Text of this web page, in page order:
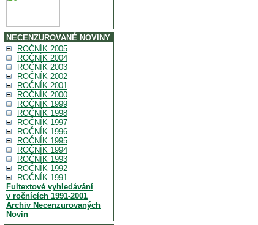
NECENZUROVANÉ NOVINY
ROČNÍK 2005
ROČNÍK 2004
ROČNÍK 2003
ROČNÍK 2002
ROČNÍK 2001
ROČNÍK 2000
ROČNÍK 1999
ROČNÍK 1998
ROČNÍK 1997
ROČNÍK 1996
ROČNÍK 1995
ROČNÍK 1994
ROČNÍK 1993
ROČNÍK 1992
ROČNÍK 1991
Fultextové vyhledávání
v ročnících 1991-2001
Archiv Necenzurovaných
Novin